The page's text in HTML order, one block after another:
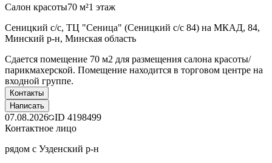
Салон красоты70 м²1 этаж
Сеницкий с/с, ТЦ "Сеница" (Сеницкий с/c 84) на МКАД, 84,
Минский р-н, Минская область
Сдается помещение 70 м2 для размещения салона красоты/
парикмахерской. Помещение находится в торговом центре на
входной группе.
Контакты
Написать
07.08.2026 ID 4198499
Контактное лицо
рядом с Узденский р-н